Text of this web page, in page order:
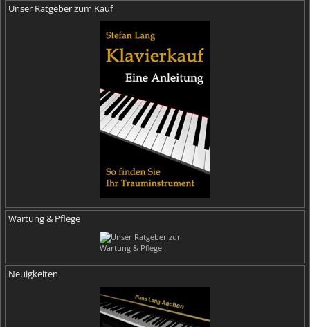
Unser Ratgeber zum Kauf
Wartung & Pflege
Neuigkeiten